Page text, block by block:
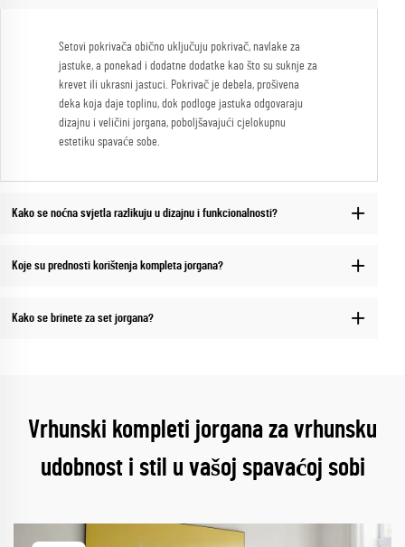
Setovi pokrivača obično uključuju pokrivač, navlake za
jastuke, a ponekad i dodatne dodatke kao što su suknje za
krevet ili ukrasni jastuci. Pokrivač je debela, prošivena
deka koja daje toplinu, dok podloge jastuka odgovaraju
dizajnu i veličini jorgana, poboljšavajući cjelokupnu
estetiku spavaće sobe.
Kako se noćna svjetla razlikuju u dizajnu i funkcionalnosti?
Koje su prednosti korištenja kompleta jorgana?
Kako se brinete za set jorgana?
Vrhunski kompleti jorgana za vrhunsku
udobnost i stil u vašoj spavaćoj sobi